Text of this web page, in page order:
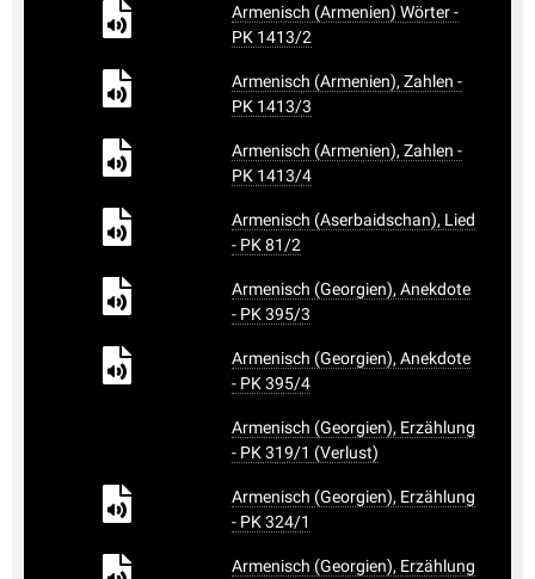
Armenisch (Armenien) Wörter -
PK 1413/2
Armenisch (Armenien), Zahlen -
PK 1413/3
Armenisch (Armenien), Zahlen -
PK 1413/4
Armenisch (Aserbaidschan), Lied
- PK 81/2
Armenisch (Georgien), Anekdote
- PK 395/3
Armenisch (Georgien), Anekdote
- PK 395/4
Armenisch (Georgien), Erzählung
- PK 319/1 (Verlust)
Armenisch (Georgien), Erzählung
- PK 324/1
Armenisch (Georgien), Erzählung